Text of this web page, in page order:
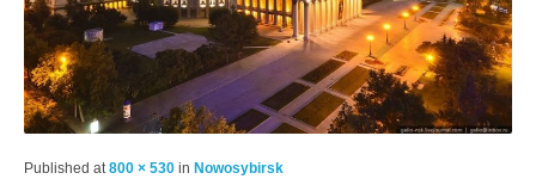
Published at800 × 530 in Nowosybirsk